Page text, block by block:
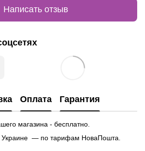
Написать отзыв
Оплата Гарантия
магазина - бесплатно.
Украине — по тарифам НоваПошта.